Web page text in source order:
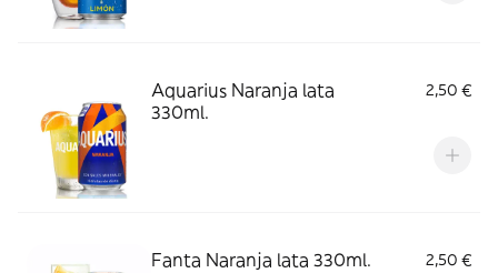
Aquarius Naranja lata
330ml.
2,50 €
Fanta Naranja lata 330ml. 2,50 €